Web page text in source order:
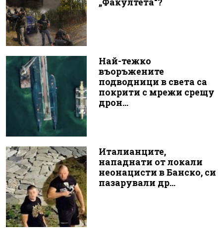
Най-тежко
въоръжените
подводници в света са
покрити с мрежи срещу
дрон...
Италианците,
нападнати от локали
неонацисти в Банско, си
пазарували др...